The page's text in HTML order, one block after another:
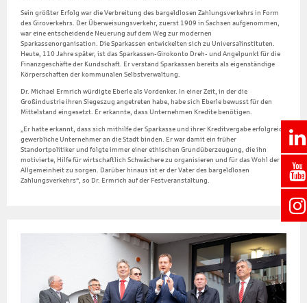
Sein größter Erfolg war die Verbreitung des bargeldlosen Zahlungsverkehrs in Form
des Giroverkehrs. Der Überweisungsverkehr, zuerst 1909 in Sachsen aufgenommen,
war eine entscheidende Neuerung auf dem Weg zur modernen
Sparkassenorganisation. Die Sparkassen entwickelten sich zu Universalinstituten.
Heute, 110 Jahre später, ist das Sparkassen-Girokonto Dreh- und Angelpunkt für die
Finanzgeschäfte der Kundschaft. Er verstand Sparkassen bereits als eigenständige
Körperschaften der kommunalen Selbstverwaltung.
Dr. Michael Ermrich würdigte Eberle als Vordenker. In einer Zeit, in der die
Großindustrie ihren Siegeszug angetreten habe, habe sich Eberle bewusst für den
Mittelstand eingesetzt. Er erkannte, dass Unternehmen Kredite benötigen.
„Er hatte erkannt, dass sich mithilfe der Sparkasse und ihrer Kreditvergabe erfolgreich
gewerbliche Unternehmer an die Stadt binden. Er war damit ein früher
Standortpolitiker und folgte immer einer ethischen Grundüberzeugung, die ihn
motivierte, Hilfe für wirtschaftlich Schwächere zu organisieren und für das Wohl der
Allgemeinheit zu sorgen. Darüber hinaus ist er der Vater des bargeldlosen
Zahlungsverkehrs“, so Dr. Ermrich auf der Festveranstaltung.